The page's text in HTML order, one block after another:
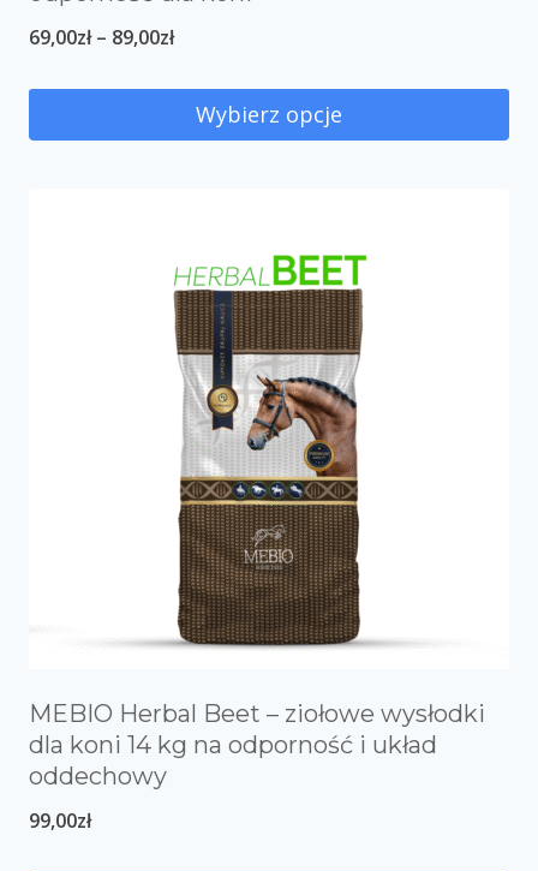
69,00zł – 89,00zł
Wybierz opcje
MEBIO Herbal Beet – ziołowe wysłodki
dla koni 14 kg na odporność i układ
oddechowy
99,00zł